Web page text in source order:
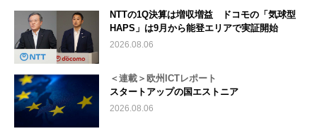
NTTの1Q決算は増収増益 ドコモの「気球型
HAPS」は9月から能登エリアで実証開始
2026.08.06
＜連載＞欧州ICTレポート
スタートアップの国エストニア
2026.08.06